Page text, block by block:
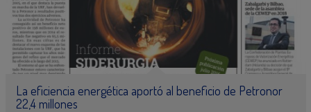
La eficiencia energética aportó al beneficio de Petronor
22,4 millones